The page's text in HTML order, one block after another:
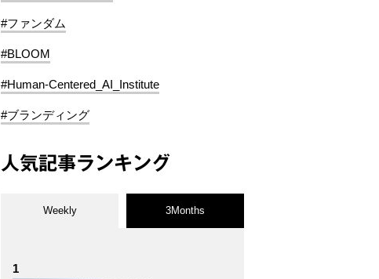
#ファンダム
#BLOOM
#Human-Centered_AI_Institute
#ブランディング
人気記事ランキング
Weekly 3Months
1